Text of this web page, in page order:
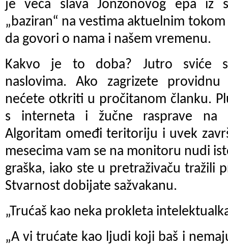
je veća slava Jonzonovog epa iz
„baziran“ na vestima aktuelnim
da govori o nama i našem vremenu.
Kakvo je to doba? Jutro sviće
naslovima. Ako zagrizete
nećete otkriti u pročitanom članku.
s interneta i žučne rasprave na
Algoritam omeđi teritoriju i uvek
mesecima vam se na monitoru nudi
graška, iako ste u pretraživaču tražili
Stvarnost dobijate sažvakanu.
„Trućaš kao neka prokleta
„A vi trućate kao ljudi koji baš i